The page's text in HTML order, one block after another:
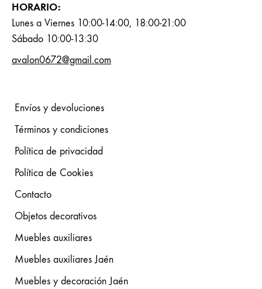
HORARIO:
Lunes a Viernes 10:00-14:00, 18:00-21:00
Sábado 10:00-13:30
avalon0672@gmail.com
Envíos y devoluciones
Términos y condiciones
Política de privacidad
Política de Cookies
Contacto
Objetos decorativos
Muebles auxiliares
Muebles auxiliares Jaén
Muebles y decoración Jaén